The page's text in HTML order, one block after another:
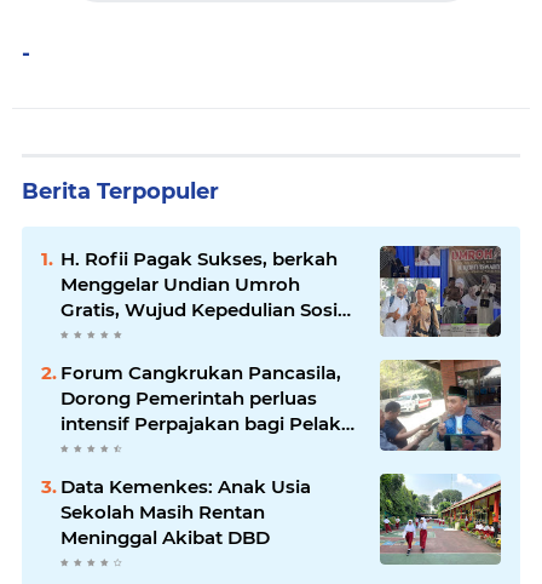
-
Berita Terpopuler
H. Rofii Pagak Sukses, berkah
Menggelar Undian Umroh
Gratis, Wujud Kepedulian Sosial
berbagi.
Forum Cangkrukan Pancasila,
Dorong Pemerintah perluas
intensif Perpajakan bagi Pelaku
Usaha UMKM.
Data Kemenkes: Anak Usia
Sekolah Masih Rentan
Meninggal Akibat DBD